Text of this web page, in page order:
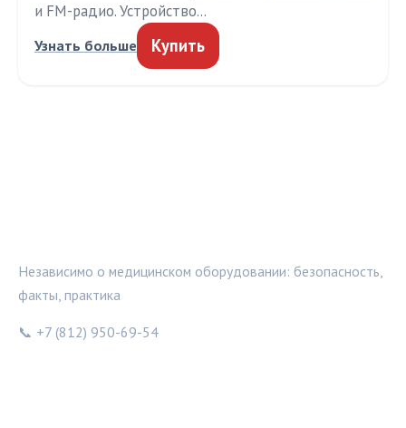
и FM-радио. Устройство…
Узнать больше Купить
Независимо о медицинском оборудовании: безопасность,
факты, практика
📞 +7 (812) 950-69-54